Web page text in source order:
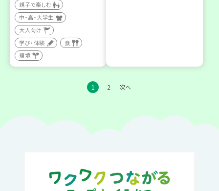
親子で楽しむ
中・高・大学生
大人向け
学び・体験
食
環境
1 2 次へ